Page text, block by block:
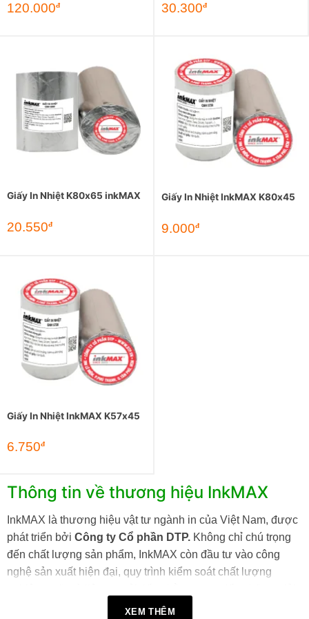
120.000đ 30.300đ
Giấy In Nhiệt K80x65 inkMAX
20.550đ
Giấy In Nhiệt InkMAX K80x45
9.000đ
Giấy In Nhiệt InkMAX K57x45
6.750đ
Thông tin về thương hiệu InkMAX
InkMAX là thương hiệu vật tư ngành in của Việt Nam, được
phát triển bởi Công ty Cổ phần DTP. Không chỉ chú trọng
đến chất lượng sản phẩm, InkMAX còn đầu tư vào công
nghệ sản xuất hiện đại, quy trình kiểm soát chất lượng
pháp in ấn hiệu quả, ổn định và tiết kiệm chi phí.
XEM THÊM